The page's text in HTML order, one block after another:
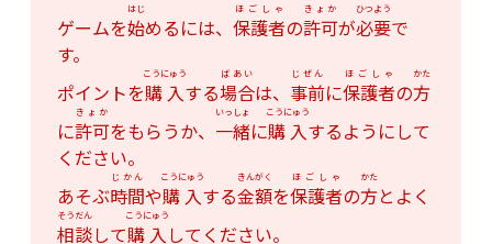
ゲームを始
はじ
めるには、 保護者
ほごしゃ
の許可
きょか
が必要
ひつよう
で
す。
ポイントを購入
こうにゅう
する場合
ばあい
は、 事前
じぜん
に保護者
ほごしゃ
の方
かた
に許可
きょか
をもらうか、 一緒
いっしょ
に購入
こうにゅう
するようにして
ください。
あそぶ時間
じかん
や購入
こうにゅう
する金額
きんがく
を保護者
ほごしゃ
の方
かた
とよく
相談
そうだん
して購入
こうにゅう
してください。